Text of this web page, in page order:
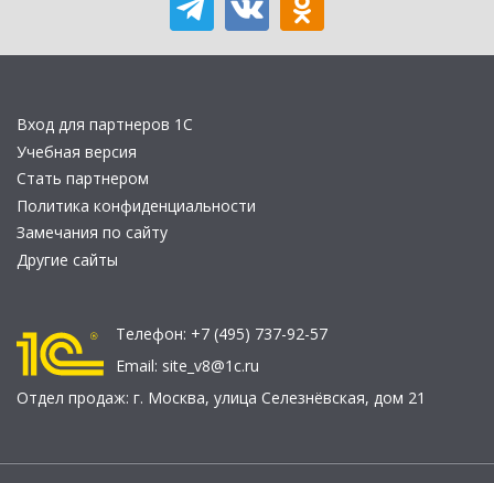
Вход для партнеров 1С
Учебная версия
Стать партнером
Политика конфиденциальности
Замечания по сайту
Другие сайты
Телефон: +7 (495) 737-92-57
Email: site_v8@1c.ru
Отдел продаж: г. Москва, улица Селезнёвская, дом 21